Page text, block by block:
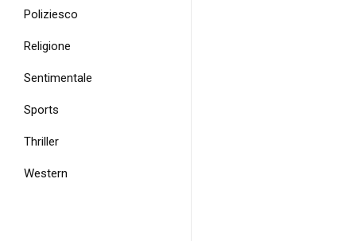
Poliziesco
Religione
Sentimentale
Sports
Thriller
Western